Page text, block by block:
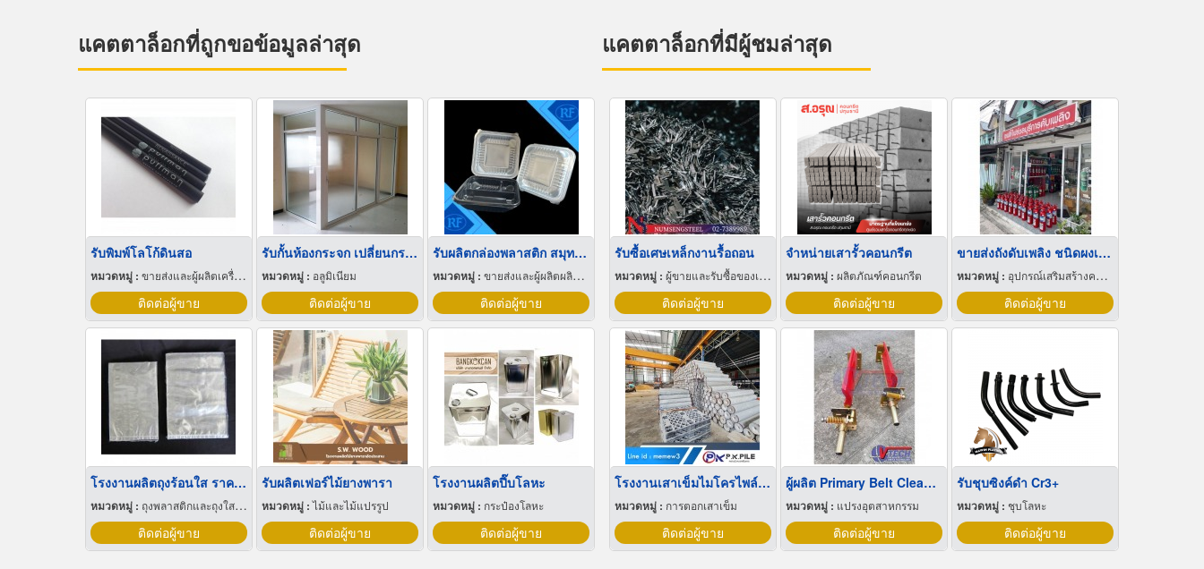
แคตตาล็อกที่ถูกขอข้อมูลล่าสุด
รับพิมพ์โลโก้ดินสอ
หมวดหมู่ : ขายส่งและผู้ผลิตเครื่องเขียน
ติดต่อผู้ขาย
รับกั้นห้องกระจก เปลี่ยนกระจกแตก กรุงเทพ
หมวดหมู่ : อลูมิเนียม
ติดต่อผู้ขาย
รับผลิตกล่องพลาสติก สมุทรสาคร
หมวดหมู่ :ขายส่งและผู้ผลิตผลิตภัณฑ์พิเศษพลาสติก
ติดต่อผู้ขาย
โรงงานผลิตถุงร้อนใส ราคาส่ง
หมวดหมู่ : ถุงพลาสติกและถุงใสโปร่ง
ติดต่อผู้ขาย
รับผลิตเฟอร์ไม้ยางพารา
หมวดหมู่ :ไม้และไม้แปรรูป
ติดต่อผู้ขาย
โรงงานผลิตปี๊บโลหะ
หมวดหมู่ : กระป๋องโลหะ
ติดต่อผู้ขาย
แคตตาล็อกที่มีผู้ชมล่าสุด
รับซื้อเศษเหล็กงานรื้อถอน
หมวดหมู่ : ผู้ขายและรับซื้อของเก่าและเศษเหล็ก
ติดต่อผู้ขาย
จำหน่ายเสารั้วคอนกรีต
หมวดหมู่ : ผลิตภัณฑ์คอนกรีต
ติดต่อผู้ขาย
ขายส่งถังดับเพลิง ชนิดผงเคมีแห้ง
หมวดหมู่ : อุปกรณ์เสริมสร้างความปลอดภัย
ติดต่อผู้ขาย
โรงงานเสาเข็มไมโครไพล์ สมุทรปราการ
หมวดหมู่ : การตอกเสาเข็ม
ติดต่อผู้ขาย
ผู้ผลิต Primary Belt Cleaner
หมวดหมู่ : แปรงอุตสาหกรรม
ติดต่อผู้ขาย
รับชุบซิงค์ดำ Cr3+
หมวดหมู่ : ชุบโลหะ
ติดต่อผู้ขาย